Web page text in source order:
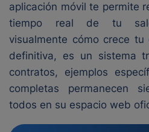
aplicación móvil te permite
tiempo real de tu
visualmente cómo crece
definitiva, es un sistema
contratos, ejemplos
completas permanecen
todos en su espacio web